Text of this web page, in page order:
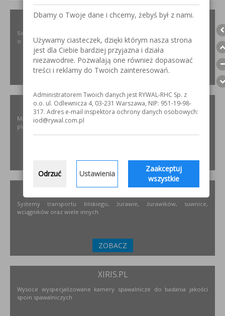
SZLIFOWANIE.INFO
Serwis internetowy poświęcony obróbce stali nierdzewnej. Wszystko
o materiałach, urządzeniach i technologiach.
ZOBACZ
ELKREM.COM.PL
Materiały i urządzenia do napawania i regeneracji. Układy
plastyfikujące oraz obróbka CNC.
ZOBACZ
PODNOSZENIE.EU
Systemy transportu bliskiego, żurawie, żurawików, suwnice,
wciągników oraz wiele innych.
ZOBACZ
XIRIS.PL
Wysoce wyspecjalizowane kamery spawalnicze do badania jakości
spoin spawalniczych
Dbamy o Twoje dane i chcemy, żebyś był z nami.
Używamy ciasteczek, dzięki którym nasza strona
jest dla Ciebie bardziej przyjazna i działa
niezawodnie. Pozwalają one również dopasować
treści i reklamy do Twoich zainteresowań.
Administratorem Twoich danych jest RYWAL-RHC Sp. z
o.o. ul. Odlewnicza 4, 03-231 Warszawa, NIP: 951-19-98-
317. Adres e-mail inspektora ochrony danych osobowych:
iod@rywal.com.pl
Odrzuć Ustawienia
Zaakceptuj
wszystkie